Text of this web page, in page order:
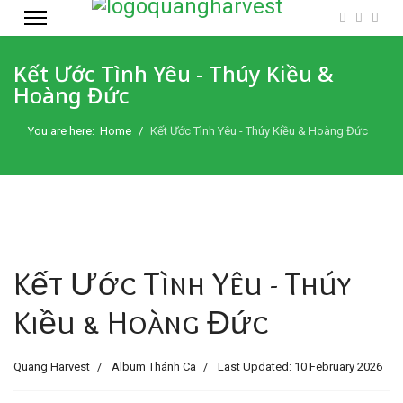
Kết Ước Tình Yêu - Thúy Kiều &
Hoàng Đức
You are here: Home Kết Ước Tình Yêu - Thúy Kiều & Hoàng Đức
Kết Ước Tình Yêu - Thúy
Kiều & Hoàng Đức
Quang Harvest Album Thánh Ca Last Updated: 10 February 2026